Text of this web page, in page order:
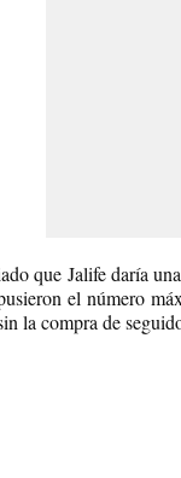
que Jalife daría
el número
la compra de